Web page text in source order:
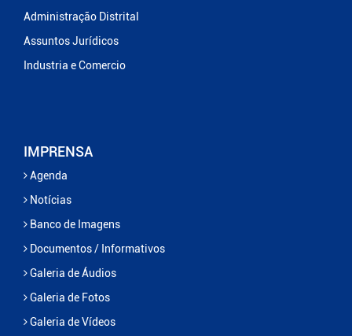
Administração Distrital
Assuntos Jurídicos
Industria e Comercio
IMPRENSA
Agenda
Notícias
Banco de Imagens
Documentos / Informativos
Galeria de Áudios
Galeria de Fotos
Galeria de Vídeos